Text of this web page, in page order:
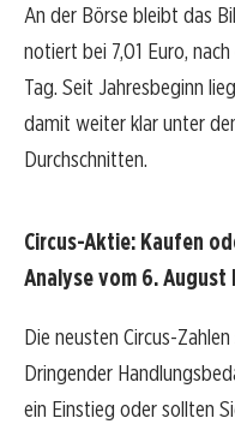
An der Börse bleibt das
notiert bei 7,01 Euro,
Tag. Seit Jahresbeginn
damit weiter klar unter
Durchschnitten.
Circus-Aktie: Kaufen
Analyse vom 6.
Die neusten Circus-
Dringender
ein Einstieg oder sollten